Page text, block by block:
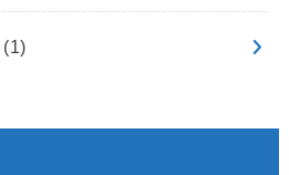
(1)